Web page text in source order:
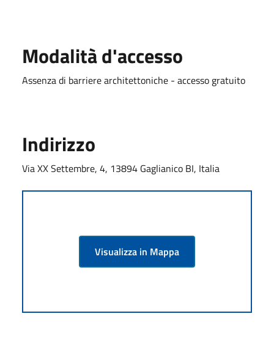
Modalità d'accesso
Assenza di barriere architettoniche - accesso gratuito
Indirizzo
Via XX Settembre, 4, 13894 Gaglianico BI, Italia
Visualizza in Mappa